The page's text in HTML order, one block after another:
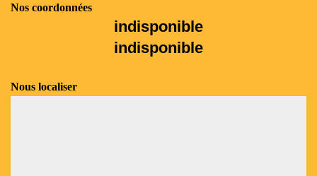
Nos coordonnées
indisponible
indisponible
Nous localiser